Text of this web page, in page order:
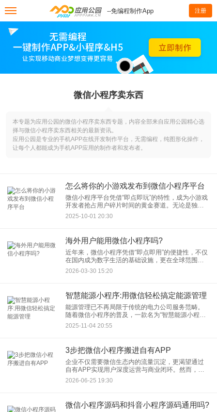
--免编程制作App 注册
微信小程序卖东西
本专题为应用公园的微信小程序卖东西专题，内容全部来自应用公园精心选
择与微信小程序卖东西相关的最新资讯。
应用公园是专业的手机APP在线开发制作平台，无需编程，纯图形化操作，
让每个人都能成为手机APP应用的制作者和发布者。
怎么将你的小游戏发布到微信小程序平台
微信小程序平台凭借“即点即玩”的特性，成为小游戏
开发者抢占用户碎片时间的黄金赛道。无论是独立
开发者还是开发团队，掌握微信小游戏发布流程都
至关重要。本文将结合平台规则与实战案例，拆解
2025-10-01 20:30
海外用户能用微信小程序吗?
近年来，微信小程序凭借“即点即用”的便捷性，不仅
在国内成为数字生活的基础设施，更在全球范围内
快速渗透。截至2026年3月，微信小程序已覆盖全球
100个国家和地区，支持108个细分行业，全年跨境
2026-03-30 15:20
智慧能源小程序:用微信轻松搞定能源管理
能源管理已不再局限于传统的电力公司服务范畴。
随着微信小程序的普及，一款名为“智慧能源小程
序”的创新工具正悄然改变着人们的能源管理方式，
真正让“用微信搞定能源管理”的愿景成为现实。本文
2025-11-04 20:55
3步把微信小程序搬进自有APP
企业不仅需要微信生态内的流量沉淀，更渴望通过
自有APP实现用户深度运营与商业闭环。然而，重
新开发APP成本高、周期长，快速将微信小程序“搬
进”自有APP成为关键。本文将结合主流技术方案，
2026-06-25 19:30
微信小程序源码和抖音小程序源码通用吗?